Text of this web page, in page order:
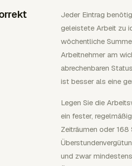
Jeder Eintrag
geleistete Arbeit zu
wöchentliche
Arbeitnehmer am
abrechenbaren
ist besser als eine
Legen Sie die
ein fester,
Zeiträumen oder
und zwar